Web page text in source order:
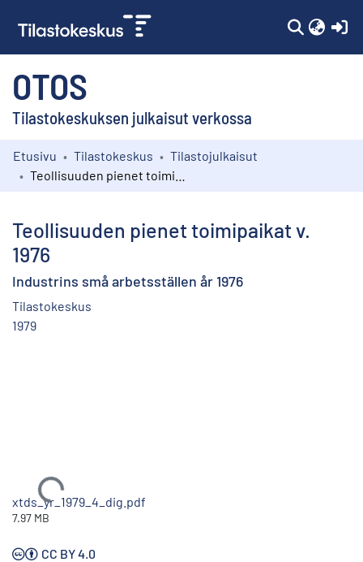
OTOS
Tilastokeskuksen julkaisut verkossa
Kokoelmat
Etusivu Tilastokeskus
Tilastojulkaisut
Teollisuuden pienet toimipaikat v.
1976
Industrins små arbetsställen år 1976
Tilastokeskus
1979
Ladataan...
xtds_yr_1979_4_dig.pdf
7.97 MB
CC BY 4.0